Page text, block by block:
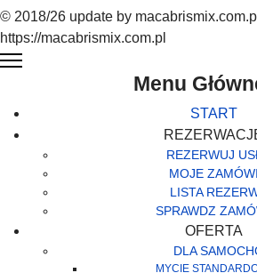
© 2018/26 update by
https://macabrismix.com.pl
Menu
START
REZERWUJ
MOJE
LISTA
SPRAWDZ
OFERTA
DLA
MYCIE